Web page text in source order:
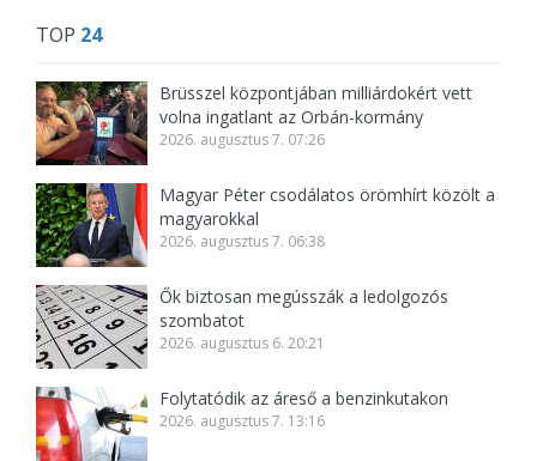
TOP 24
Brüsszel központjában milliárdokért vett
volna ingatlant az Orbán-kormány
2026. augusztus 7. 07:26
Magyar Péter csodálatos örömhírt közölt a
magyarokkal
2026. augusztus 7. 06:38
Ők biztosan megússzák a ledolgozós
szombatot
2026. augusztus 6. 20:21
Folytatódik az áreső a benzinkutakon
2026. augusztus 7. 13:16